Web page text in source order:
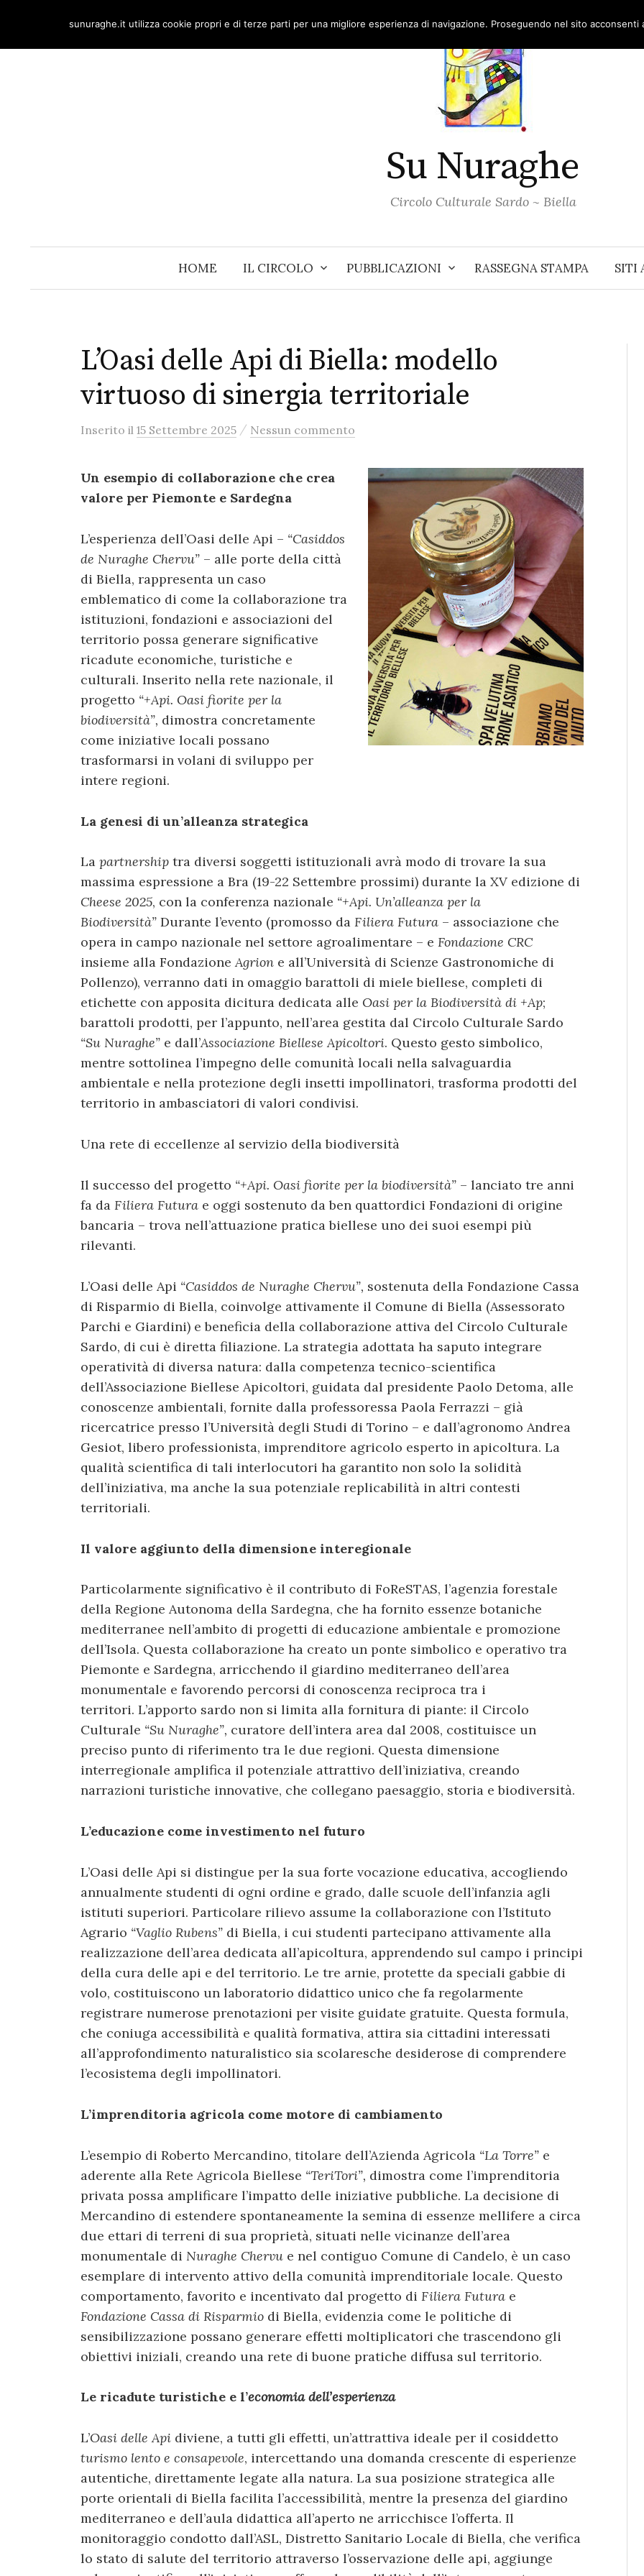
content
Su Nuraghe
Circolo Culturale Sardo ~ Biella
HOME IL CIRCOLO PUBBLICAZIONI RASSEGNA STAMPA SITI
L’Oasi delle Api di Biella: modello
virtuoso di sinergia territoriale
Inserito il 15 Settembre 2025 / Nessun commento
Un esempio di collaborazione che crea
valore per Piemonte e Sardegna
L’esperienza dell’Oasi delle Api – “Casiddos
de Nuraghe Chervu” – alle porte della città
di Biella, rappresenta un caso
emblematico di come la collaborazione tra
istituzioni, fondazioni e associazioni del
territorio possa generare significative
ricadute economiche, turistiche e
culturali. Inserito nella rete nazionale, il
progetto “+Api. Oasi fiorite per la
biodiversità”, dimostra concretamente
come iniziative locali possano
trasformarsi in volani di sviluppo per
intere regioni.
La genesi di un’alleanza strategica
La partnership tra diversi soggetti istituzionali avrà modo di trovare la sua
massima espressione a Bra (19-22 Settembre prossimi) durante la XV edizione di
Cheese 2025, con la conferenza nazionale “+Api. Un’alleanza per la
Biodiversità” Durante l’evento (promosso da Filiera Futura – associazione che
opera in campo nazionale nel settore agroalimentare – e Fondazione CRC
insieme alla FondazioneAgrion e all’Università di Scienze Gastronomiche di
Pollenzo), verranno dati in omaggio barattoli di miele biellese, completi di
etichette con apposita dicitura dedicata alle Oasi per la Biodiversità di +Ap;
barattoli prodotti, per l’appunto, nell’area gestita dal Circolo Culturale Sardo
“Su Nuraghe” e dall’Associazione Biellese Apicoltori. Questo gesto simbolico,
mentre sottolinea l’impegno delle comunità locali nella salvaguardia
ambientale e nella protezione degli insetti impollinatori, trasforma prodotti del
territorio in ambasciatori di valori condivisi.
Una rete di eccellenze al servizio della biodiversità
Il successo del progetto “+Api. Oasi fiorite per la biodiversità” – lanciato tre anni
fa da Filiera Futura e oggi sostenuto da ben quattordici Fondazioni di origine
bancaria – trova nell’attuazione pratica biellese uno dei suoi esempi più
rilevanti.
L’Oasi delle Api “Casiddos de Nuraghe Chervu”, sostenuta della Fondazione Cassa
di Risparmio di Biella, coinvolge attivamente il Comune di Biella (Assessorato
Parchi e Giardini) e beneficia della collaborazione attiva del Circolo Culturale
Sardo, di cui è diretta filiazione. La strategia adottata ha saputo integrare
operatività di diversa natura: dalla competenza tecnico-scientifica
dell’Associazione Biellese Apicoltori, guidata dal presidente Paolo Detoma, alle
conoscenze ambientali, fornite dalla professoressa Paola Ferrazzi – già
ricercatrice presso l’Università degli Studi di Torino – e dall’agronomo Andrea
Gesiot, libero professionista, imprenditore agricolo esperto in apicoltura. La
qualità scientifica di tali interlocutori ha garantito non solo la solidità
dell’iniziativa, ma anche la sua potenziale replicabilità in altri contesti
territoriali.
Il valore aggiunto della dimensione interegionale
Particolarmente significativo è il contributo di FoReSTAS, l’agenzia forestale
della Regione Autonoma della Sardegna, che ha fornito essenze botaniche
mediterranee nell’ambito di progetti di educazione ambientale e promozione
dell’Isola. Questa collaborazione ha creato un ponte simbolico e operativo tra
Piemonte e Sardegna, arricchendo il giardino mediterraneo dell’area
monumentale e favorendo percorsi di conoscenza reciproca tra i
territori. L’apporto sardo non si limita alla fornitura di piante: il Circolo
Culturale “Su Nuraghe”, curatore dell’intera area dal 2008, costituisce un
preciso punto di riferimento tra le due regioni. Questa dimensione
interregionale amplifica il potenziale attrattivo dell’iniziativa, creando
narrazioni turistiche innovative, che collegano paesaggio, storia e biodiversità.
L’educazione come investimento nel futuro
L’Oasi delle Api si distingue per la sua forte vocazione educativa, accogliendo
annualmente studenti di ogni ordine e grado, dalle scuole dell’infanzia agli
istituti superiori. Particolare rilievo assume la collaborazione con l’Istituto
Agrario “Vaglio Rubens” di Biella, i cui studenti partecipano attivamente alla
realizzazione dell’area dedicata all’apicoltura, apprendendo sul campo i principi
della cura delle api e del territorio. Le tre arnie, protette da speciali gabbie di
volo, costituiscono un laboratorio didattico unico che fa regolarmente
registrare numerose prenotazioni per visite guidate gratuite. Questa formula,
che coniuga accessibilità e qualità formativa, attira sia cittadini interessati
all’approfondimento naturalistico sia scolaresche desiderose di comprendere
l’ecosistema degli impollinatori.
L’imprenditoria agricola come motore di cambiamento
L’esempio di Roberto Mercandino, titolare dell’Azienda Agricola “La Torre” e
aderente alla Rete Agricola Biellese “TeriTori”, dimostra come l’imprenditoria
privata possa amplificare l’impatto delle iniziative pubbliche. La decisione di
Mercandino di estendere spontaneamente la semina di essenze mellifere a circa
due ettari di terreni di sua proprietà, situati nelle vicinanze dell’area
monumentale di Nuraghe Chervu e nel contiguo Comune di Candelo, è un caso
esemplare di intervento attivo della comunità imprenditoriale locale. Questo
comportamento, favorito e incentivato dal progetto di Filiera Futura e
Fondazione Cassa di Risparmio di Biella, evidenzia come le politiche di
sensibilizzazione possano generare effetti moltiplicatori che trascendono gli
obiettivi iniziali, creando una rete di buone pratiche diffusa sul territorio.
Le ricadute turistiche e l’economia dell’esperienza
L’Oasi delle Api diviene, a tutti gli effetti, un’attrattiva ideale per il cosiddetto
turismo lento e consapevole, intercettando una domanda crescente di esperienze
autentiche, direttamente legate alla natura. La sua posizione strategica alle
porte orientali di Biella facilita l’accessibilità, mentre la presenza del giardino
mediterraneo e dell’aula didattica all’aperto ne arricchisce l’offerta. Il
monitoraggio condotto dall’ASL, Distretto Sanitario Locale di Biella, che verifica
lo stato di salute del territorio attraverso l’osservazione delle api, aggiunge
sunuraghe.it utilizza cookie propri e di terze parti per una migliore esperienza di navigazione. Proseguendo nel sito acconsenti